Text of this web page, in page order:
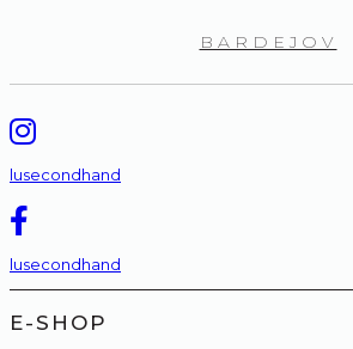
BARDEJOV
lusecondhand
lusecondhand
E-SHOP